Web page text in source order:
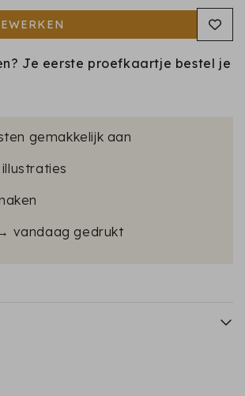
Je eerste proefkaartje bestel je
gemakkelijk aan
vandaag gedrukt